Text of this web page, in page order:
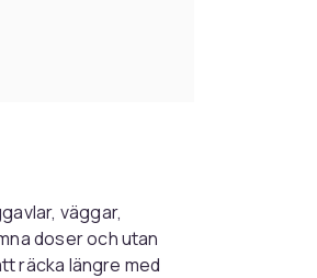
väggar,
doser och utan
räcka längre med